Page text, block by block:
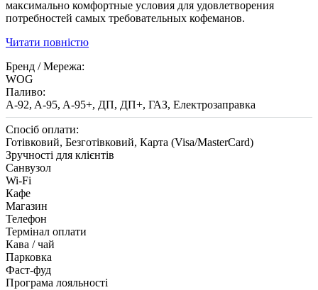
максимально комфортные условия для удовлетворения
потребностей самых требовательных кофеманов.
Читати повністю
Бренд / Мережа:
WOG
Паливо:
A-92, A-95, A-95+, ДП, ДП+, ГАЗ, Електрозаправка
Спосіб оплати:
Готівковий, Безготівковий, Карта (Visa/MasterCard)
Зручності для клієнтів
Санвузол
Wi-Fi
Кафе
Магазин
Телефон
Термінал оплати
Кава / чай
Парковка
Фаст-фуд
Програма лояльності